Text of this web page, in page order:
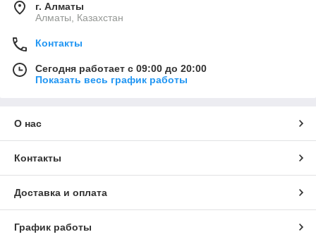
г. Алматы
Алматы, Казахстан
Контакты
Сегодня работает с 09:00 до 20:00
Показать весь график работы
О нас
Контакты
Доставка и оплата
График работы